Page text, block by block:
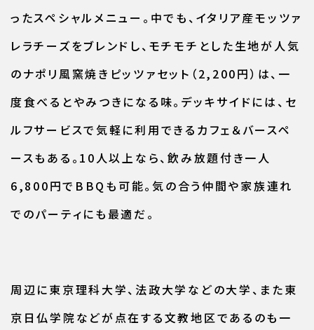
ったスペシャルメニュー。中でも、イタリア産モッツァ
レラチーズをブレンドし、モチモチとした生地が人気
のナポリ風窯焼きピッツァセット（2,200円）は、一
度食べるとやみつきになる味。デッキサイドには、セ
ルフサービスで気軽に利用できるカフェ＆バースペ
ースもある。10人以上なら、飲み放題付き一人
6,800円でBBQも可能。気の合う仲間や家族連れ
でのパーティにも最適だ。
周辺に東京理科大学、法政大学などの大学、また東
京日仏学院などが点在する文教地区であるのも一